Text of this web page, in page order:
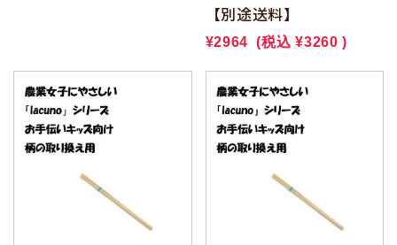
【別途送料】
¥2964 (税込 ¥3260 )